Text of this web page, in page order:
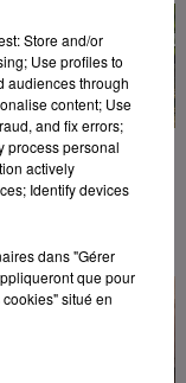
Store and/or
Use profiles to
audiences through
content; Use
and fix errors;
process personal
actively
Identify devices
dans "Gérer
que pour
situé en